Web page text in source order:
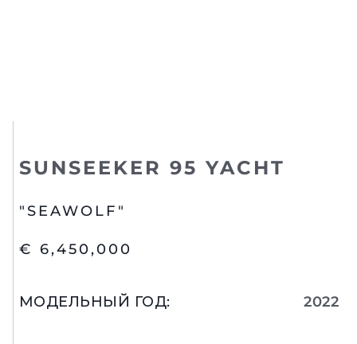
SUNSEEKER 95 YACHT
"SEAWOLF"
€ 6,450,000
МОДЕЛЬНЫЙ ГОД: 2022